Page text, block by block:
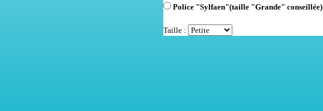
Police "Sylfaen"(taille "Grande" conseillée)
Taille :